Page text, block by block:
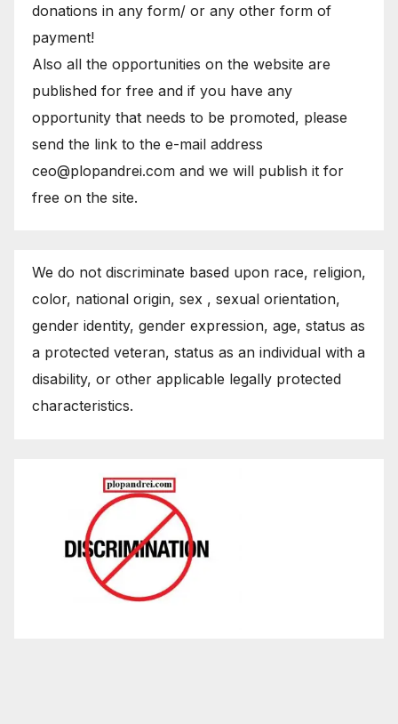
donations in any form/ or any other form of
payment!
Also all the opportunities on the website are
published for free and if you have any
opportunity that needs to be promoted, please
send the link to the e-mail address
ceo@plopandrei.com and we will publish it for
free on the site.
We do not discriminate based upon race, religion,
color, national origin, sex , sexual orientation,
gender identity, gender expression, age, status as
a protected veteran, status as an individual with a
disability, or other applicable legally protected
characteristics.